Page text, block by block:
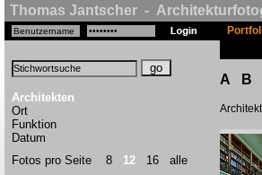
Thomas Jantscher -
Architekten
Ort
Funktion
Datum
Fotos pro Seite 8 12 16
alle
A B